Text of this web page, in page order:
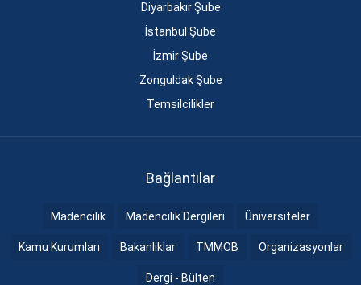
Diyarbakır Şube
İstanbul Şube
İzmir Şube
Zonguldak Şube
Temsilcilikler
Bağlantılar
Madencilik Madencilik Dergileri Üniversiteler
Kamu Kurumları Bakanlıklar TMMOB Organizasyonlar
Dergi - Bülten